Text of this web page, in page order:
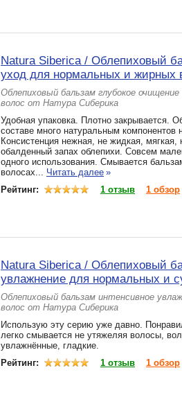
Natura Siberica / Облепиховый
уход для нормальных и жирных
Облепиховый бальзам глубокое
волос от Натура Сиберика
Удобная упаковка. Плотно закрывается.
составе много натуральным компонентов
Консистенция нежная, не жидкая,
обалденный запах облепихи. Совсем
одного использования. Смывается
волосах... Читать далее »
Рейтинг:
1 отзыв 1 обзор
Natura Siberica / Облепиховый
увлажнение для нормальных и
Облепиховый бальзам интенсивное
волос от Натура Сиберика
Использую эту серию уже давно.
легко смывается не утяжеляя волосы,
увлажнённые, гладкие.
Рейтинг:
1 отзыв 1 обзор